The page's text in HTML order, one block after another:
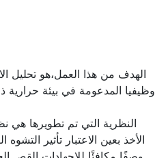
الهدف من هذا العمل،هو تحليل
وظيفيا المدعومة في بيئة
النظرية التي تم تطويرها
الأخذ بعين الاعتبار تأثير